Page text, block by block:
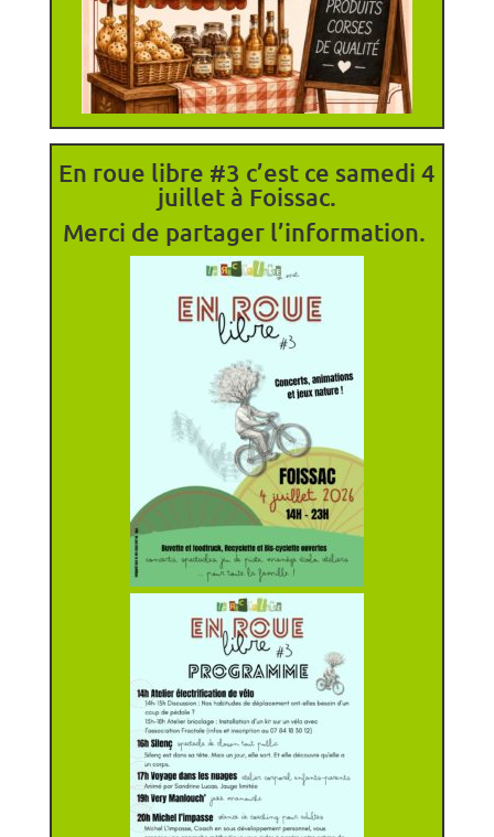
En roue libre #3 c’est ce samedi 4
juillet à Foissac.
Merci de partager l’information.